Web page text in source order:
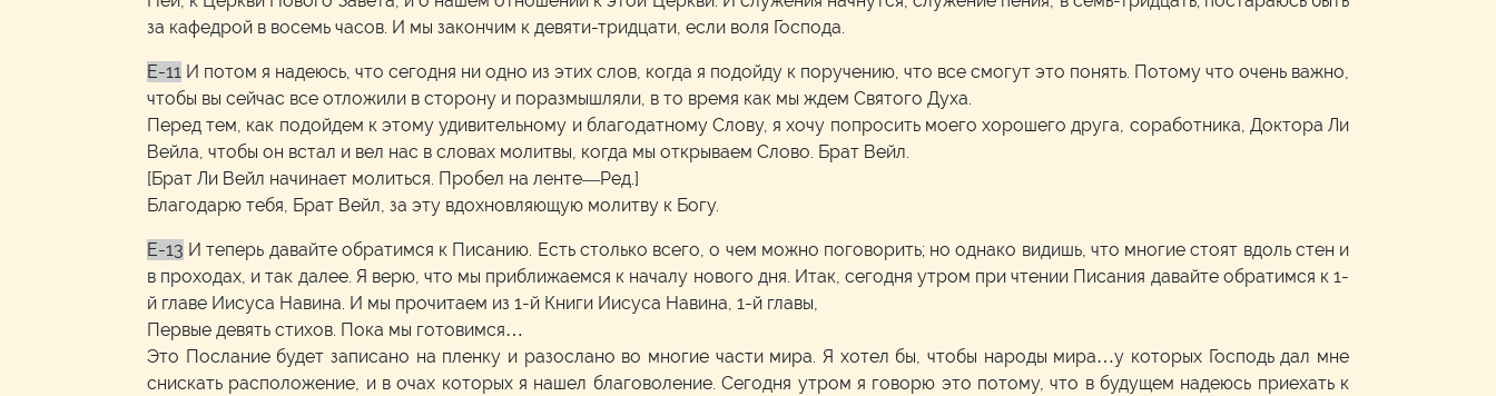
за кафедрой в восемь часов. И мы закончим к девяти-тридцати, если воля Господа.
E-11 И потом я надеюсь, что сегодня ни одно из этих слов, когда я подойду к поручению, что все смогут это понять. Потому что очень важно,
чтобы вы сейчас все отложили в сторону и поразмышляли, в то время как мы ждем Святого Духа.
Перед тем, как подойдем к этому удивительному и благодатному Слову, я хочу попросить моего хорошего друга, соработника, Доктора Ли
Вейла, чтобы он встал и вел нас в словах молитвы, когда мы открываем Слово. Брат Вейл.
[Брат Ли Вейл начинает молиться. Пробел на ленте—Ред.]
Благодарю тебя, Брат Вейл, за эту вдохновляющую молитву к Богу.
E-13 И теперь давайте обратимся к Писанию. Есть столько всего, о чем можно поговорить; но однако видишь, что многие стоят вдоль стен и
в проходах, и так далее. Я верю, что мы приближаемся к началу нового дня. Итак, сегодня утром при чтении Писания давайте обратимся к 1-
й главе Иисуса Навина. И мы прочитаем из 1-й Книги Иисуса Навина, 1-й главы,
Первые девять стихов. Пока мы готовимся…
Это Послание будет записано на пленку и разослано во многие части мира. Я хотел бы, чтобы народы мира…у которых Господь дал мне
снискать расположение, и в очах которых я нашел благоволение. Сегодня утром я говорю это потому, что в будущем надеюсь приехать к